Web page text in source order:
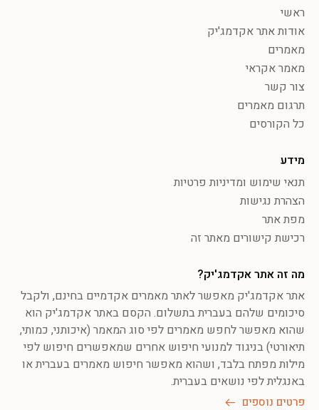
ראשי
אודות אתר אקדמג'יק
מאמרים
מאמר אקראי
צור קשר
תרגום מאמרים
כל הקורסים
מידע
תנאי שימוש ומדיניות פרטיות
הצהרת נגישות
מפת אתר
רכישת קישורים מאתר זה
מה זה אתר אקדמג'יק?
אתר אקדמג'יק מאפשר לאתר מאמרים אקדמיים בחינם, ולקבל
סיכומים שלהם בעברית בתשלום. הקסם באתר אקדמג'יק הוא
שהוא מאפשר לחפש מאמרים לפי סוג המאמר (איכותני, כמותי,
תיאורטי) בניגוד למנועי חיפוש אחרים שמאפשרים חיפוש לפי
מילות מפתח בלבד, ושהוא מאפשר חיפוש מאמרים בעברית או
באנגלית לפי נושאים בעברית.
פרטים נוספים